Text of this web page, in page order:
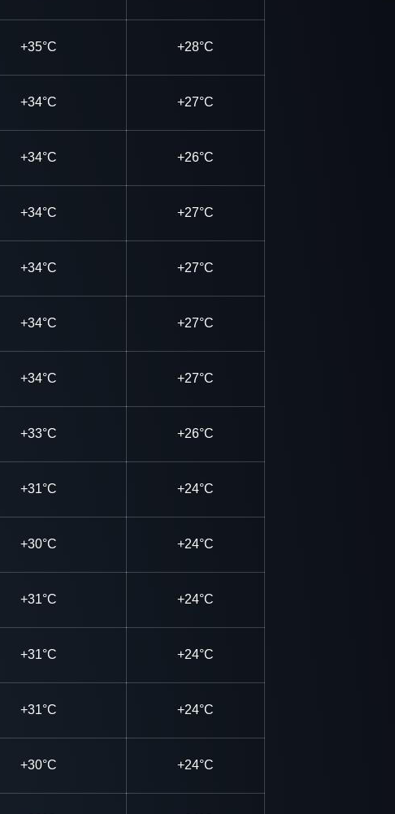
+35°C +28°C
+34°C +27°C
+34°C +26°C
+34°C +27°C
+34°C +27°C
+34°C +27°C
+34°C +27°C
+33°C +26°C
+31°C +24°C
+30°C +24°C
+31°C +24°C
+31°C +24°C
+31°C +24°C
+30°C +24°C